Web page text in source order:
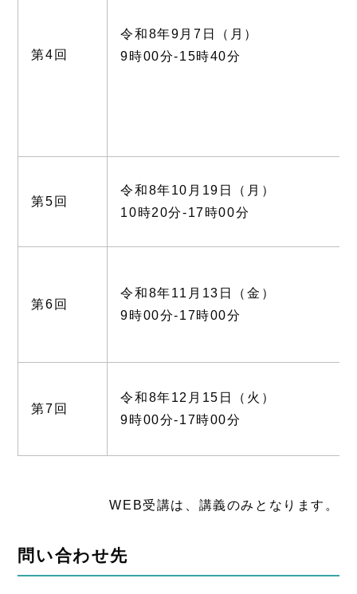
第4回
令和8年9月7日（月）
9時00分-15時40分
第5回
令和8年10月19日（月）
10時20分-17時00分
第6回
令和8年11月13日（金）
9時00分-17時00分
第7回
令和8年12月15日（火）
9時00分-17時00分
WEB受講は、講義のみとなります。
問い合わせ先